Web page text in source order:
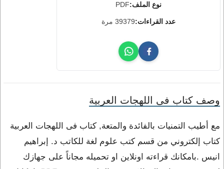
نوع الملف:PDF
عدد القراءات:39379 مرة
وصف كتاب فى اللهجات العربية
مع أطيب التمنيات بالفائدة والمتعة, كتاب فى اللهجات العربية
كتاب إلكتروني من قسم كتب علوم لغة للكاتب د. إبراهيم
انيس .بامكانك قراءته اونلاين او تحميله مجاناً على جهازك